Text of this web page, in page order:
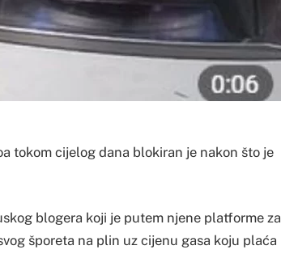
tokom cijelog dana blokiran je nakon što je
blogera koji je putem njene platforme za
šporeta na plin uz cijenu gasa koju plaća